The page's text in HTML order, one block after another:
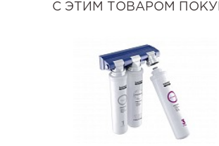
С ЭТИМ ТОВАРОМ